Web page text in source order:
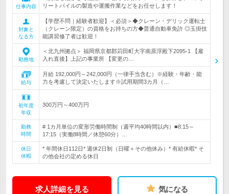
仕事内容
リートパイルの製造や運搬作業などをお任せします！
対象と
なる方
【学歴不問｜経験者歓迎】＜必須＞◆クレーン・デリック運転士
（クレーン限定）の資格をお持ちの方◆普通自動車免許 ◎玉掛技
能講習修了者は歓迎！
勤務地
＜北九州拠点＞ 福岡県京都郡苅田町大字南原浮殿下2095-1 【雇
入れ直後】上記の事業所 【変更の…
給与
月給 192,000円～242,000円（一律手当含む）※経験・年齢・能
力を考慮して決定いたします※試用期間3カ月（…
初年度
年収
300万円～400万円
勤務
時間
# 1カ月単位の変形労働時間制（週平均40時間以内）■8:15～
17:15（実働8時間／休憩60分）…
休日
休暇
* 年間休日112日* 週休2日制（日曜＋その他休み）* 有給休暇* そ
の他会社の定める休日
求人詳細を見る 気になる